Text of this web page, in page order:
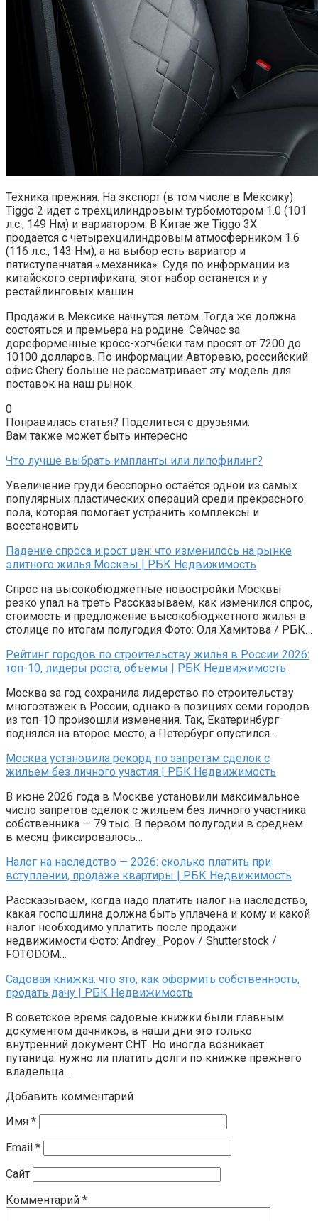
Техника прежняя. На экспорт (в том числе в Мексику)
Tiggo 2 идет с трехцилиндровым турбомотором 1.0 (101
л.с., 149 Нм) и вариатором. В Китае же Tiggo 3X
продается с четырехцилиндровым атмосферником 1.6
(116 л.с., 143 Нм), а на выбор есть вариатор и
пятиступенчатая «механика». Судя по информации из
китайского сертификата, этот набор останется и у
рестайлинговых машин.
Продажи в Мексике начнутся летом. Тогда же должна
состояться и премьера на родине. Сейчас за
дореформенные кросс-хэтчбеки там просят от 7200 до
10100 долларов. По информации Авторевю, российский
офис Chery больше не рассматривает эту модель для
поставок на наш рынок.
0
Понравилась статья? Поделиться с друзьями:
Вам также может быть интересно
Что лучше выбрать импланты или липофилинг?
Увеличение груди бесспорно остаётся одной из самых
популярных пластических операций среди прекрасного
пола, которая помогает устранить комплексы и
восстановить
Падение спроса и рост цен: что изменилось на рынке
элитного жилья Москвы | РБК Недвижимость
Спрос на высокобюджетные новостройки Москвы
резко упал на треть Рассказываем, как изменился спрос,
стоимость и предложение высокобюджетного жилья в
столице по итогам полугодия Фото: Оля Хамитова / РБК…
Рейтинг городов по строительству жилья в России 2026:
топ-10, лидеры роста, объемы | РБК Недвижимость
Москва за год сохранила лидерство по строительству
многоэтажек в России, однако в позициях семи городов
из топ-10 произошли изменения. Так, Екатеринбург
поднялся на второе место, а Петербург опустился…
Москва установила рекорд по запретам сделок с
жильем без личного участия | РБК Недвижимость
В июне 2026 года в Москве установили максимальное
число запретов сделок с жильем без личного участника
собственника — 79 тыс. В первом полугодии в среднем
в месяц фиксировалось…
Налог на наследство — 2026: сколько платить при
вступлении, продаже квартиры | РБК Недвижимость
Рассказываем, когда надо платить налог на наследство,
какая госпошлина должна быть уплачена и кому и какой
налог необходимо уплатить после продажи
недвижимости Фото: Andrey_Popov / Shutterstock /
FOTODOM…
Садовая книжка: что это, как оформить собственность,
продать дачу | РБК Недвижимость
В советское время садовые книжки были главным
документом дачников, в наши дни это только
внутренний документ СНТ. Но иногда возникает
путаница: нужно ли платить долги по книжке прежнего
владельца…
Добавить комментарий
Имя *
Email *
Сайт
Комментарий *